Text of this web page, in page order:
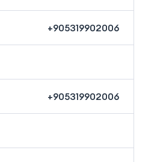
+905319902006
+905319902006